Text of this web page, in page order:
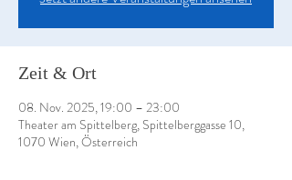
Zeit & Ort
08. Nov. 2025, 19:00 – 23:00
Theater am Spittelberg, Spittelberggasse 10,
1070 Wien, Österreich